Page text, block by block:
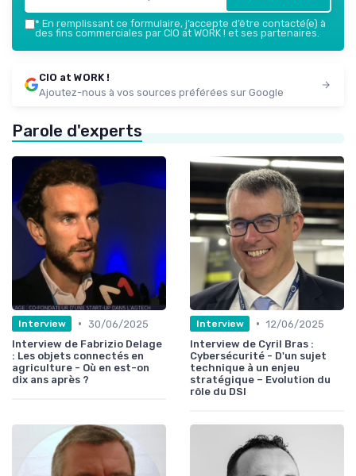
* En remplissant ce formulaire, j’accepte d’être contacté(e) à
des fins commerciales par CIO at WORK ! et ses partenaires.
CIO at WORK !
Ajoutez-nous à vos sources préférées sur Google
Parole d'experts
Interview • 30/06/2025
Interview de Fabrizio Delage
: Les objets connectés en
agriculture - Où en est-on
dix ans après ?
Interview • 12/06/2025
Interview de Cyril Bras :
Cybersécurité - D'un sujet
technique à un enjeu
stratégique – Evolution du
rôle du DSI